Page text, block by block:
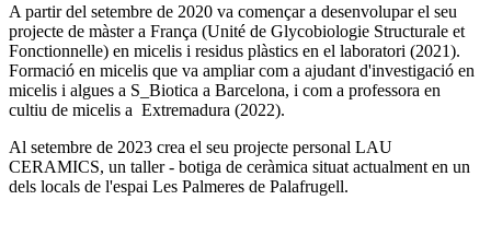
A partir del setembre de 2020 va començar a desenvolupar el seu
projecte de màster a França (Unité de Glycobiologie Structurale et
Fonctionnelle) en micelis i residus plàstics en el laboratori (2021).
Formació en micelis que va ampliar com a ajudant d'investigació en
micelis i algues a S_Biotica a Barcelona, i com a professora en
cultiu de micelis a Extremadura (2022).
Al setembre de 2023 crea el seu projecte personal LAU
CERAMICS, un taller - botiga de ceràmica situat actualment en un
dels locals de l'espai Les Palmeres de Palafrugell.